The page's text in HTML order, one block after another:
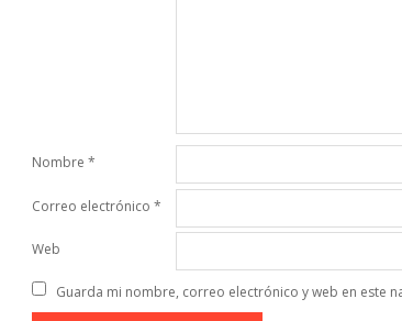
Nombre *
Correo electrónico *
Web
Guarda mi nombre, correo electrónico y web en este